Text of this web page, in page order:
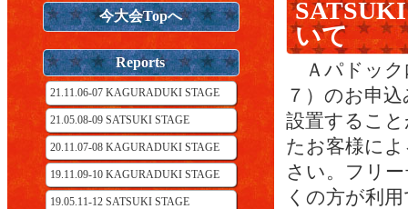
今大会Topへ
Reports
21.11.06-07 KAGURADUKI STAGE
21.05.08-09 SATSUKI STAGE
20.11.07-08 KAGURADUKI STAGE
19.11.09-10 KAGURADUKI STAGE
19.05.11-12 SATSUKI STAGE
いて
Ａパドック
７）のお申
設置するこ
たお客様に
さい。フリ
くの方が利